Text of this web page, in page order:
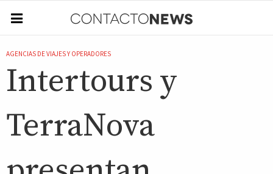
AGENCIAS DE VIAJES Y OPERADORES
Intertours y
TerraNova